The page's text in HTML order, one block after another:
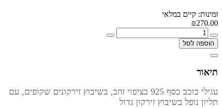
זמינות: קיים במלאי
₪270.00
הוספה לסל
תיאור
עגילי כוכב כסף 925 בציפוי זהב, בשיבוץ זירקונים שקופים, עם
תליון נופל בשיבוץ זירקון גדול